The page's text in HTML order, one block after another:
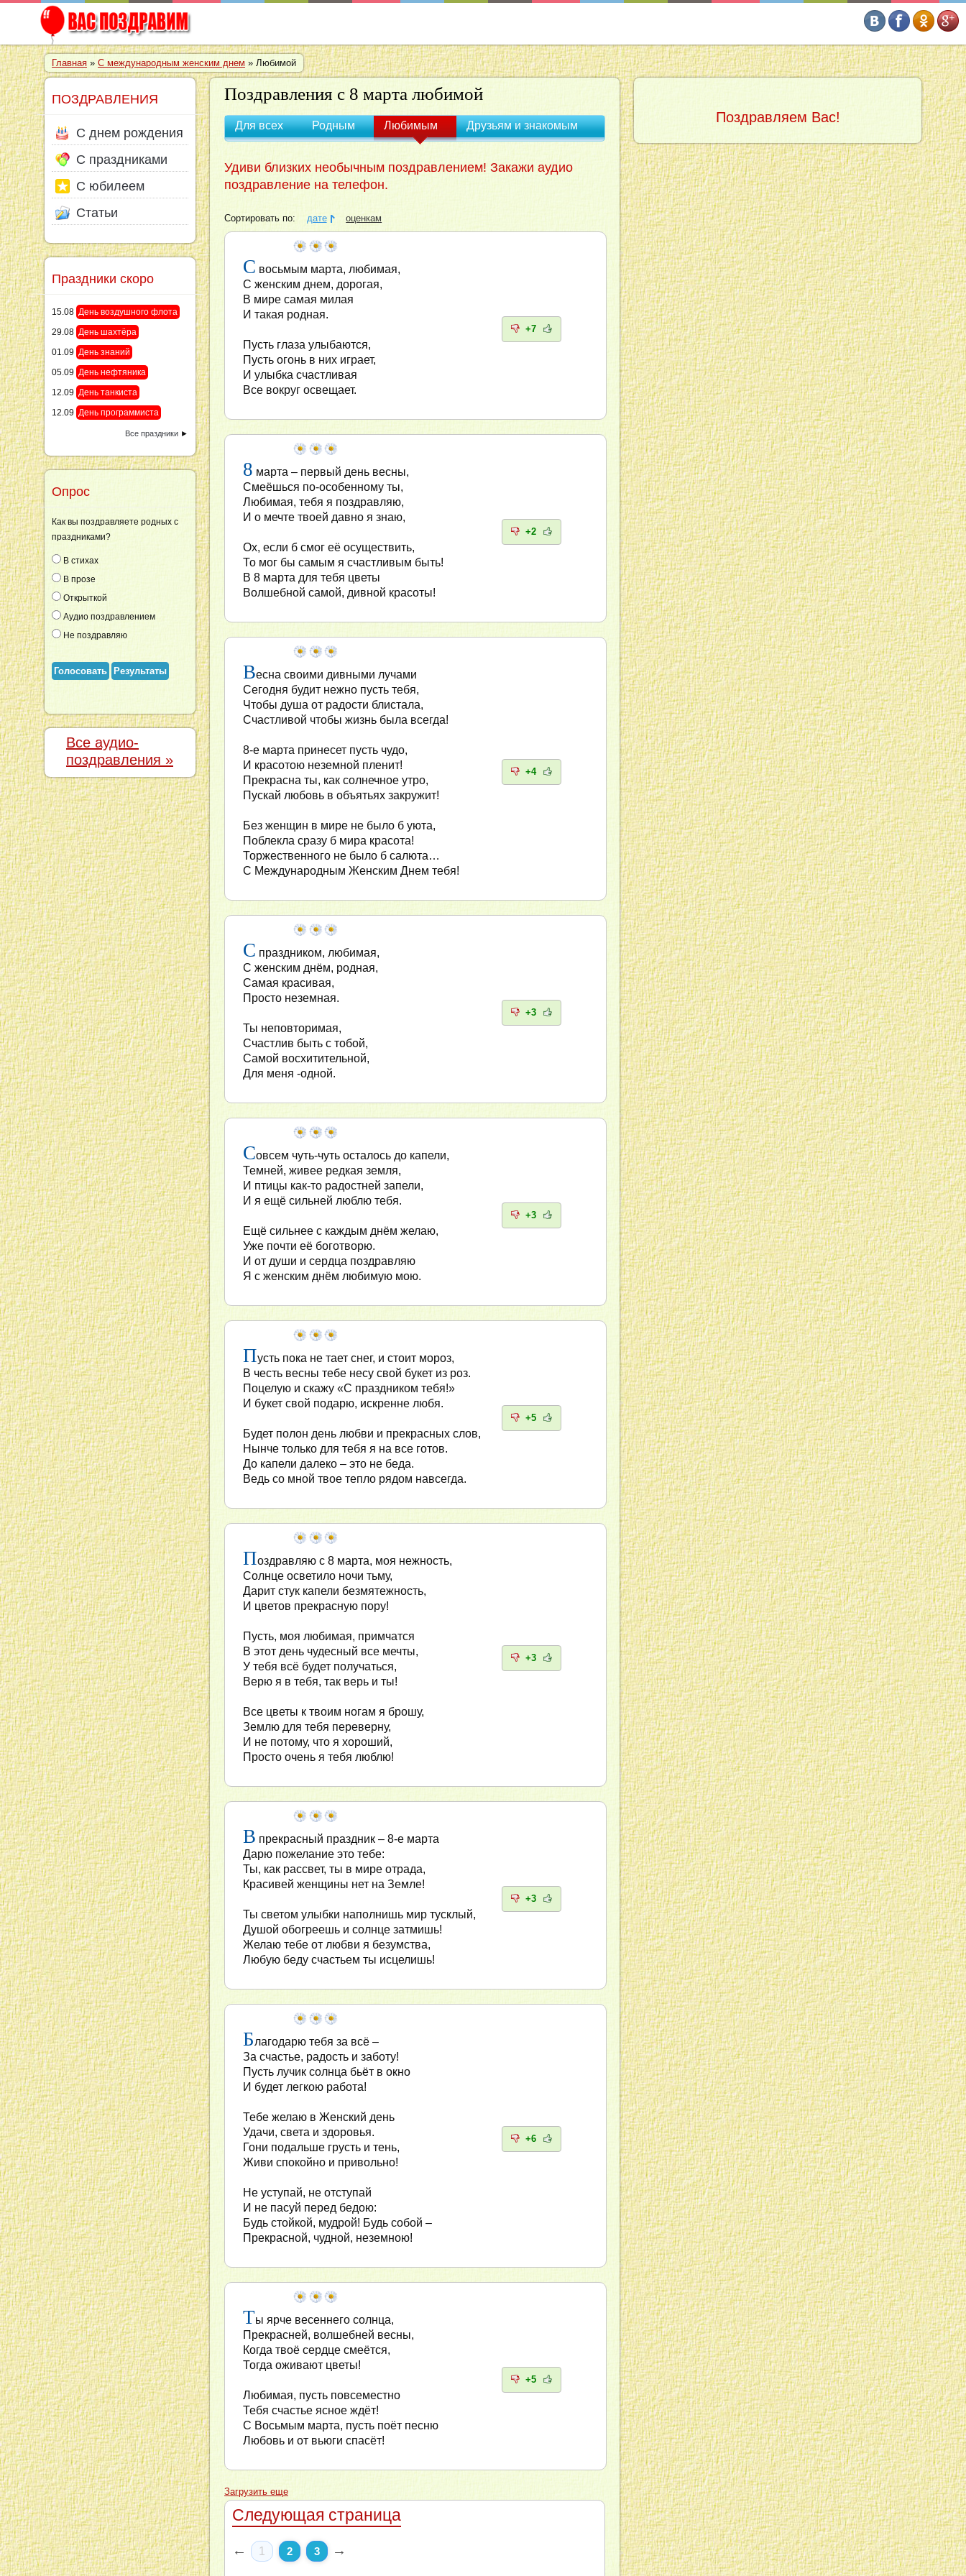
Главная » C международным женским днем » Любимой
Поздравления с 8 марта любимой
Для всех Родным Любимым Друзьям и знакомым
Удиви близких необычным поздравлением! Закажи аудио
поздравление на телефон.
Сортировать по: дате оценкам
С восьмым марта, любимая,
С женским днем, дорогая,
В мире самая милая
И такая родная.
Пусть глаза улыбаются,
Пусть огонь в них играет,
И улыбка счастливая
Все вокруг освещает.
+7
8 марта – первый день весны,
Смеёшься по-особенному ты,
Любимая, тебя я поздравляю,
И о мечте твоей давно я знаю,
Ох, если б смог её осуществить,
То мог бы самым я счастливым быть!
В 8 марта для тебя цветы
Волшебной самой, дивной красоты!
+2
Весна своими дивными лучами
Сегодня будит нежно пусть тебя,
Чтобы душа от радости блистала,
Счастливой чтобы жизнь была всегда!
8-е марта принесет пусть чудо,
И красотою неземной пленит!
Прекрасна ты, как солнечное утро,
Пускай любовь в объятьях закружит!
Без женщин в мире не было б уюта,
Поблекла сразу б мира красота!
Торжественного не было б салюта…
С Международным Женским Днем тебя!
+4
С праздником, любимая,
С женским днём, родная,
Самая красивая,
Просто неземная.
Ты неповторимая,
Счастлив быть с тобой,
Самой восхитительной,
Для меня -одной.
+3
Совсем чуть-чуть осталось до капели,
Темней, живее редкая земля,
И птицы как-то радостней запели,
И я ещё сильней люблю тебя.
Ещё сильнее с каждым днём желаю,
Уже почти её боготворю.
И от души и сердца поздравляю
Я с женским днём любимую мою.
+3
Пусть пока не тает снег, и стоит мороз,
В честь весны тебе несу свой букет из роз.
Поцелую и скажу «С праздником тебя!»
И букет свой подарю, искренне любя.
Будет полон день любви и прекрасных слов,
Нынче только для тебя я на все готов.
До капели далеко – это не беда.
Ведь со мной твое тепло рядом навсегда.
+5
Поздравляю с 8 марта, моя нежность,
Солнце осветило ночи тьму,
Дарит стук капели безмятежность,
И цветов прекрасную пору!
Пусть, моя любимая, примчатся
В этот день чудесный все мечты,
У тебя всё будет получаться,
Верю я в тебя, так верь и ты!
Все цветы к твоим ногам я брошу,
Землю для тебя переверну,
И не потому, что я хороший,
Просто очень я тебя люблю!
+3
В прекрасный праздник – 8-е марта
Дарю пожелание это тебе:
Ты, как рассвет, ты в мире отрада,
Красивей женщины нет на Земле!
Ты светом улыбки наполнишь мир тусклый,
Душой обогреешь и солнце затмишь!
Желаю тебе от любви я безумства,
Любую беду счастьем ты исцелишь!
+3
Благодарю тебя за всё –
За счастье, радость и заботу!
Пусть лучик солнца бьёт в окно
И будет легкою работа!
Тебе желаю в Женский день
Удачи, света и здоровья.
Гони подальше грусть и тень,
Живи спокойно и привольно!
Не уступай, не отступай
И не пасуй перед бедою:
Будь стойкой, мудрой! Будь собой –
Прекрасной, чудной, неземною!
+6
Ты ярче весеннего солнца,
Прекрасней, волшебней весны,
Когда твоё сердце смеётся,
Тогда оживают цветы!
Любимая, пусть повсеместно
Тебя счастье ясное ждёт!
С Восьмым марта, пусть поёт песню
Любовь и от вьюги спасёт!
+5
Загрузить еще
Следующая страница
← 1 2 3 →
ПОЗДРАВЛЕНИЯ
С днем рождения
С праздниками
С юбилеем
Статьи
Праздники скоро
15.08 День воздушного флота
29.08 День шахтёра
01.09 День знаний
05.09 День нефтяника
12.09 День танкиста
12.09 День программиста
Все праздники ►
Опрос
Как вы поздравляете родных с
праздниками?
В стихах
В прозе
Открыткой
Аудио поздравлением
Не поздравляю
Голосовать Результаты
Все аудио-
поздравления »
Поздравляем Вас!